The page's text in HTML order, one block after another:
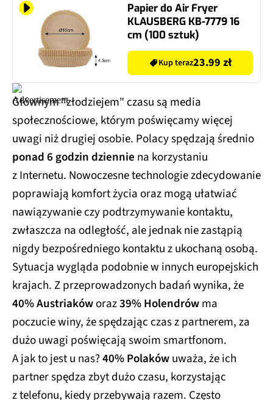
Papier do Air Fryer
KLAUSBERG KB-7779 16
cm (100 sztuk)
Kup teraz23.99 zł
Głównym "złodziejem" czasu są media
społecznościowe, którym poświęcamy więcej
uwagi niż drugiej osobie. Polacy spędzają średnio
ponad 6 godzin dziennie na korzystaniu
z Internetu. Nowoczesne technologie zdecydowanie
poprawiają komfort życia oraz mogą ułatwiać
nawiązywanie czy podtrzymywanie kontaktu,
zwłaszcza na odległość, ale jednak nie zastąpią
nigdy bezpośredniego kontaktu z ukochaną osobą.
Sytuacja wygląda podobnie w innych europejskich
krajach. Z przeprowadzonych badań wynika, że
40% Austriakóworaz39% Holendrówma
poczucie winy, że spędzając czas z partnerem, za
dużo uwagi poświęcają swoim smartfonom.
A jak to jest u nas?40% Polakówuważa, że ich
partner spędza zbyt dużo czasu, korzystając
z telefonu, kiedy przebywają razem. Często